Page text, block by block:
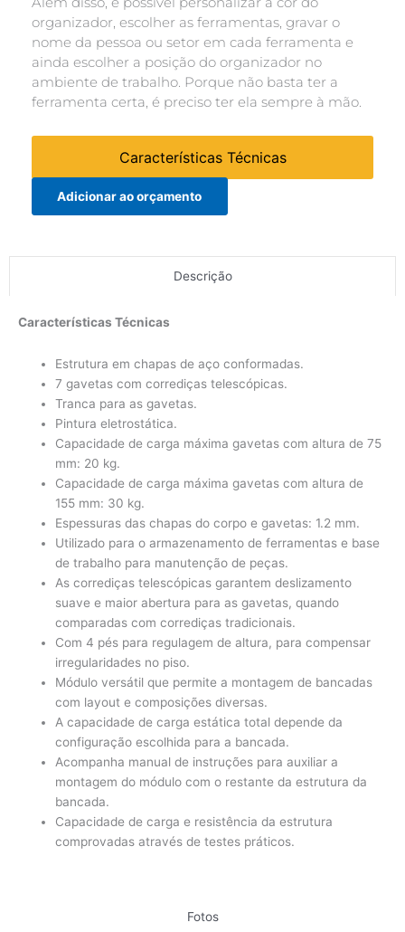
organizador, escolher as ferramentas, gravar o
nome da pessoa ou setor em cada ferramenta e
ainda escolher a posição do organizador no
ambiente de trabalho. Porque não basta ter a
ferramenta certa, é preciso ter ela sempre à mão.
Características Técnicas
Adicionar ao orçamento
Descrição
Fotos
Características Técnicas
Estrutura em chapas de aço conformadas.
7 gavetas com corrediças telescópicas.
Tranca para as gavetas.
Pintura eletrostática.
Capacidade de carga máxima gavetas com altura de 75
mm: 20 kg.
Capacidade de carga máxima gavetas com altura de
155 mm: 30 kg.
Espessuras das chapas do corpo e gavetas: 1.2 mm.
Utilizado para o armazenamento de ferramentas e base
de trabalho para manutenção de peças.
As corrediças telescópicas garantem deslizamento
suave e maior abertura para as gavetas, quando
comparadas com corrediças tradicionais.
Com 4 pés para regulagem de altura, para compensar
irregularidades no piso.
Módulo versátil que permite a montagem de bancadas
com layout e composições diversas.
A capacidade de carga estática total depende da
configuração escolhida para a bancada.
Acompanha manual de instruções para auxiliar a
montagem do módulo com o restante da estrutura da
bancada.
Capacidade de carga e resistência da estrutura
comprovadas através de testes práticos.